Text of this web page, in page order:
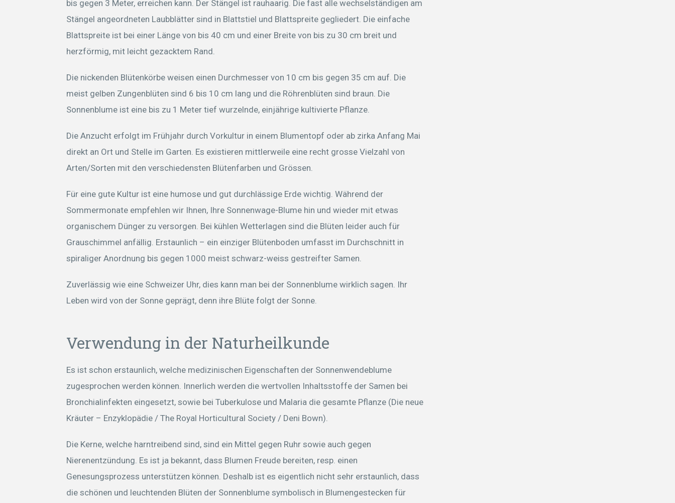
bis gegen 3 Meter, erreichen kann. Der Stängel ist rauhaarig. Die fast alle wechselständigen am
Stängel angeordneten Laubblätter sind in Blattstiel und Blattspreite gegliedert. Die einfache
Blattspreite ist bei einer Länge von bis 40 cm und einer Breite von bis zu 30 cm breit und
herzförmig, mit leicht gezacktem Rand.
Die nickenden Blütenkörbe weisen einen Durchmesser von 10 cm bis gegen 35 cm auf. Die
meist gelben Zungenblüten sind 6 bis 10 cm lang und die Röhrenblüten sind braun. Die
Sonnenblume ist eine bis zu 1 Meter tief wurzelnde, einjährige kultivierte Pflanze.
Die Anzucht erfolgt im Frühjahr durch Vorkultur in einem Blumentopf oder ab zirka Anfang Mai
direkt an Ort und Stelle im Garten. Es existieren mittlerweile eine recht grosse Vielzahl von
Arten/Sorten mit den verschiedensten Blütenfarben und Grössen.
Für eine gute Kultur ist eine humose und gut durchlässige Erde wichtig. Während der
Sommermonate empfehlen wir Ihnen, Ihre Sonnenwage-Blume hin und wieder mit etwas
organischem Dünger zu versorgen. Bei kühlen Wetterlagen sind die Blüten leider auch für
Grauschimmel anfällig. Erstaunlich – ein einziger Blütenboden umfasst im Durchschnitt in
spiraliger Anordnung bis gegen 1000 meist schwarz-weiss gestreifter Samen.
Zuverlässig wie eine Schweizer Uhr, dies kann man bei der Sonnenblume wirklich sagen. Ihr
Leben wird von der Sonne geprägt, denn ihre Blüte folgt der Sonne.
Verwendung in der Naturheilkunde
Es ist schon erstaunlich, welche medizinischen Eigenschaften der Sonnenwendeblume
zugesprochen werden können. Innerlich werden die wertvollen Inhaltsstoffe der Samen bei
Bronchialinfekten eingesetzt, sowie bei Tuberkulose und Malaria die gesamte Pflanze (Die neue
Kräuter – Enzyklopädie / The Royal Horticultural Society / Deni Bown).
Die Kerne, welche harntreibend sind, sind ein Mittel gegen Ruhr sowie auch gegen
Nierenentzündung. Es ist ja bekannt, dass Blumen Freude bereiten, resp. einen
Genesungsprozess unterstützen können. Deshalb ist es eigentlich nicht sehr erstaunlich, dass
die schönen und leuchtenden Blüten der Sonnenblume symbolisch in Blumengestecken für